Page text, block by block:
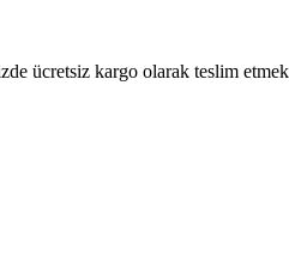
ücretsiz kargo olarak teslim